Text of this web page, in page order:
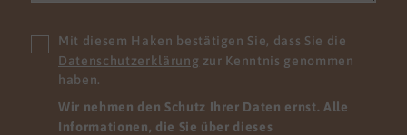
Mit diesem Haken bestätigen Sie, dass Sie die
Datenschutzerklärung zur Kenntnis genommen
haben.
Wir nehmen den Schutz Ihrer Daten ernst. Alle
Informationen, die Sie über dieses